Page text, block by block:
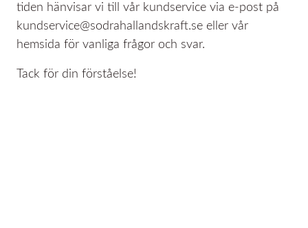
tiden hänvisar vi till vår kundservice via e-post på
kundservice@sodrahallandskraft.se eller vår
hemsida för vanliga frågor och svar.
Tack för din förståelse!